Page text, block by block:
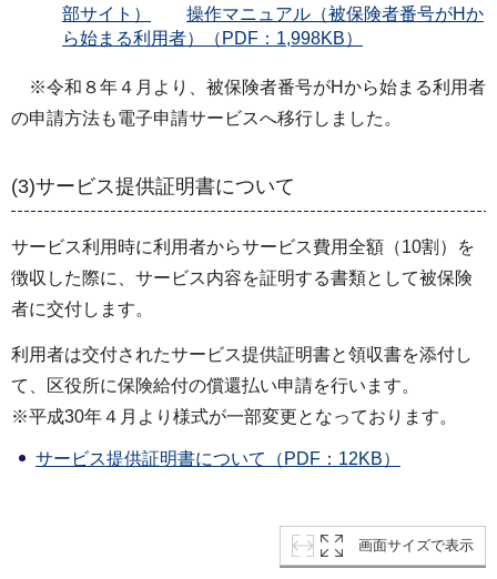
部サイト）
操作マニュアル（被保険者番号がHか
ら始まる利用者）（PDF：1,998KB）
※令和８年４月より、被保険者番号がHから始まる利用者
の申請方法も電子申請サービスへ移行しました。
(3)サービス提供証明書について
サービス利用時に利用者からサービス費用全額（10割）を
徴収した際に、サービス内容を証明する書類として被保険
者に交付します。
利用者は交付されたサービス提供証明書と領収書を添付し
て、区役所に保険給付の償還払い申請を行います。
※平成30年４月より様式が一部変更となっております。
サービス提供証明書について（PDF：12KB）
画面サイズで表示